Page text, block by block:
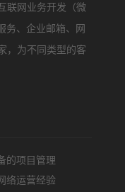
联网业务开发（微
务、企业邮箱、网
，为不同类型的客
的项目管理
络运营经验